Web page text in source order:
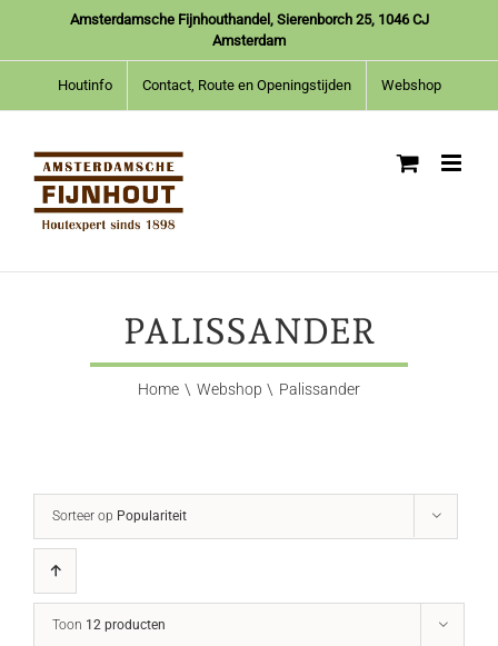
inhoud
Amsterdamsche Fijnhouthandel, Sierenborch 25, 1046 CJ
Amsterdam
Houtinfo Contact, Route en Openingstijden Webshop
PALISSANDER
Home Webshop Palissander
Sorteer op Populariteit
Toon 12 producten